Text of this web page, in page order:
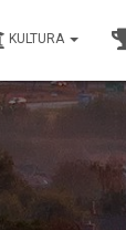
KULTURA